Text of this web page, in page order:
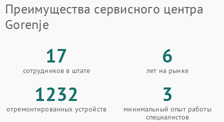
Преимущества сервисного центра
Gorenje
17
сотрудников в штате
6
лет на рынке
1232
отремонтированных устройств
3
минимальный опыт работы
специалистов